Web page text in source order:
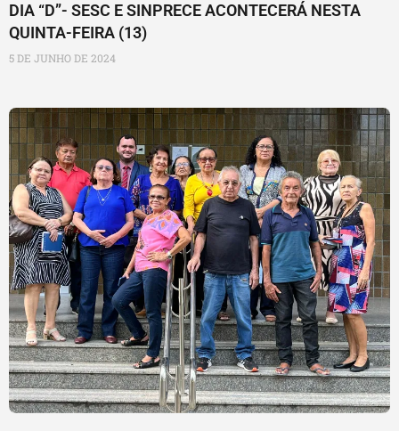
DIA “D”- SESC E SINPRECE ACONTECERÁ NESTA
QUINTA-FEIRA (13)
5 DE JUNHO DE 2024